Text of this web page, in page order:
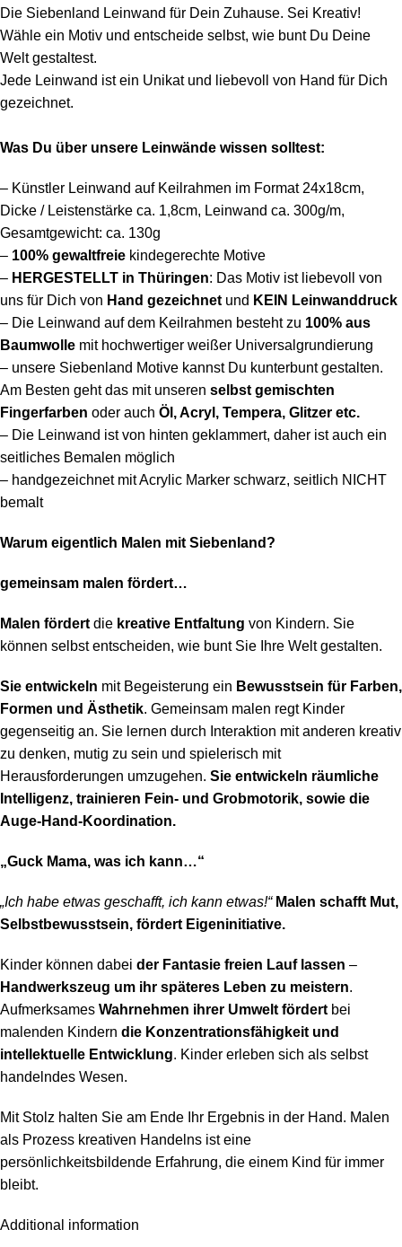
Die Siebenland Leinwand für Dein Zuhause. Sei Kreativ!
Wähle ein Motiv und entscheide selbst, wie bunt Du Deine
Welt gestaltest.
Jede Leinwand ist ein Unikat und liebevoll von Hand für Dich
gezeichnet.
Was Du über unsere Leinwände wissen solltest:
– Künstler Leinwand auf Keilrahmen im Format 24x18cm,
Dicke / Leistenstärke ca. 1,8cm, Leinwand ca. 300g/m,
Gesamtgewicht: ca. 130g
– 100% gewaltfreie kindegerechte Motive
– HERGESTELLT in Thüringen: Das Motiv ist liebevoll von
uns für Dich von Hand gezeichnet und KEIN Leinwanddruck
– Die Leinwand auf dem Keilrahmen bestehtzu 100% aus
Baumwolle mit hochwertiger weißer Universalgrundierung
– unsere Siebenland Motive kannst Du kunterbunt gestalten.
Am Besten geht das mit unseren selbst gemischten
Fingerfarben oder auch Öl, Acryl, Tempera, Glitzer etc.
– Die Leinwand ist von hinten geklammert, daher ist auch ein
seitliches Bemalen möglich
– handgezeichnet mit Acrylic Marker schwarz, seitlich NICHT
bemalt
Warum eigentlich Malen mit Siebenland?
gemeinsam malen fördert…
Malen fördert die kreative Entfaltung von Kindern. Sie
können selbst entscheiden, wie bunt Sie Ihre Welt gestalten.
Sie entwickeln mit Begeisterung ein Bewusstsein für Farben,
Formen und Ästhetik. Gemeinsam malen regt Kinder
gegenseitig an. Sie lernen durch Interaktion mit anderen kreativ
zu denken, mutig zu sein und spielerisch mit
Herausforderungen umzugehen. Sie entwickeln räumliche
Intelligenz, trainieren Fein- und Grobmotorik, sowie die
Auge-Hand-Koordination.
„Guck Mama, was ich kann…“
„Ich habe etwas geschafft, ich kann etwas!“ Malen schafft Mut,
Selbstbewusstsein, fördert Eigeninitiative.
Kinder können dabei der Fantasie freien Lauf lassen –
Handwerkszeug um ihr späteres Leben zu meistern.
Aufmerksames Wahrnehmen ihrer Umwelt fördert bei
malenden Kindern die Konzentrationsfähigkeit und
intellektuelle Entwicklung. Kinder erleben sich als selbst
handelndes Wesen.
Mit Stolz halten Sie am Ende Ihr Ergebnis in der Hand. Malen
als Prozess kreativen Handelns ist eine
persönlichkeitsbildende Erfahrung, die einem Kind für immer
bleibt.
Additional information